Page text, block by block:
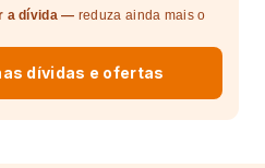
a dívida — reduza ainda mais o
dívidas e ofertas